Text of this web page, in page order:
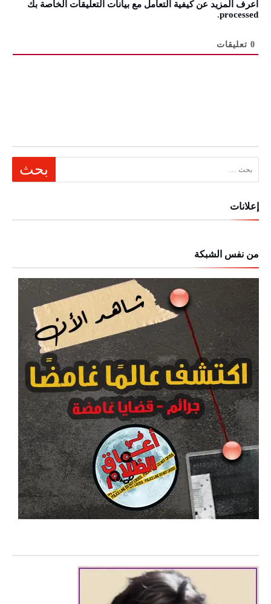
اعرف المزيد عن كيفية التعامل مع بيانات التعليقات الخاصة بك
processed
.
0 تعليقات
البحث عن:
إعلانات
من نفس الشبكة